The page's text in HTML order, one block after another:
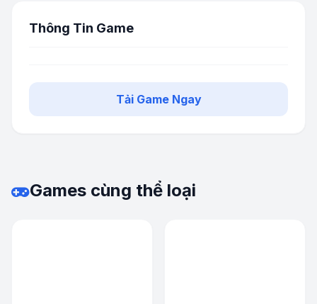
Thông Tin Game
Tải Game Ngay
Games cùng thể loại